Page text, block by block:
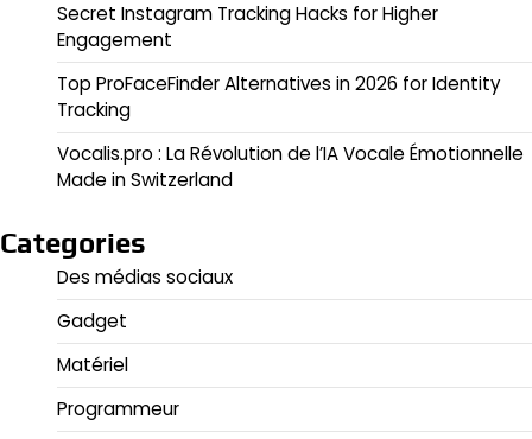
Secret Instagram Tracking Hacks for Higher
Engagement
Top ProFaceFinder Alternatives in 2026 for Identity
Tracking
Vocalis.pro : La Révolution de l’IA Vocale Émotionnelle
Made in Switzerland
Categories
Des médias sociaux
Gadget
Matériel
Programmeur